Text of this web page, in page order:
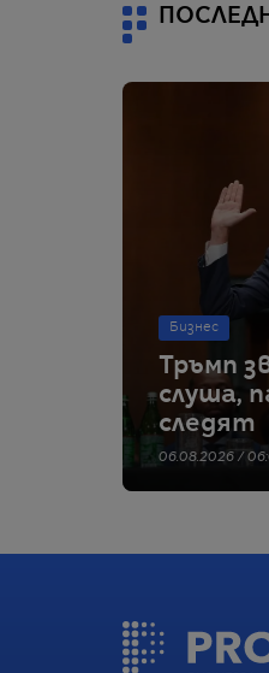
Бизнес
Тръмп
слуша,
следят
06.08.2026 /